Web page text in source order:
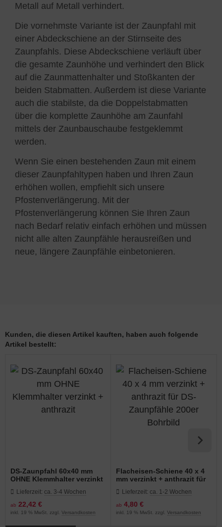
Metall auf Metall verhindert.
Die vornehmste Variante ist der Zaunpfahl mit
einer Abdeckschiene an der Stirnseite des
Zaunpfahls. Diese Abdeckschiene verläuft über
die gesamte Zaunhöhe und verhindert den Blick
auf die Zaunmattenhalter und Stoßkanten der
beiden Stabmatten. Außerdem ist diese Variante
auch die stabilste, da die Doppelstabmatten
über die komplette Zaunhöhe am Zaunfahl
mittels der Zaunbauschaube festgeklemmt
werden.
Wenn Sie einen bestehenden Zaun mit einem
dieser Zaunpfahltypen haben und Ihren Zaun
erhöhen wollen, empfiehlt sich unsere
Pfostenverlängerung. Mit der
Pfostenverlängerung können Sie Ihren Zaun
nach Bedarf relativ einfach erhöhen und müssen
nicht alle alten Zaunpfähle herausreißen und
neue, längere Zaunpfähle einbetonieren.
Kunden, die diesen Artikel kauften, haben auch folgende
Artikel bestellt:
DS-Zaunpfahl 60x40 mm
OHNE Klemmhalter verzinkt
Lieferzeit: ca. 3-4 Wochen
ab 22,42 €
inkl. 19 % MwSt. zzgl. Versandkosten
Flacheisen-Schiene 40 x 4
mm verzinkt + anthrazit für
Bohrbild
Lieferzeit: ca. 1-2 Wochen
ab 4,80 €
inkl. 19 % MwSt. zzgl. Versandkosten